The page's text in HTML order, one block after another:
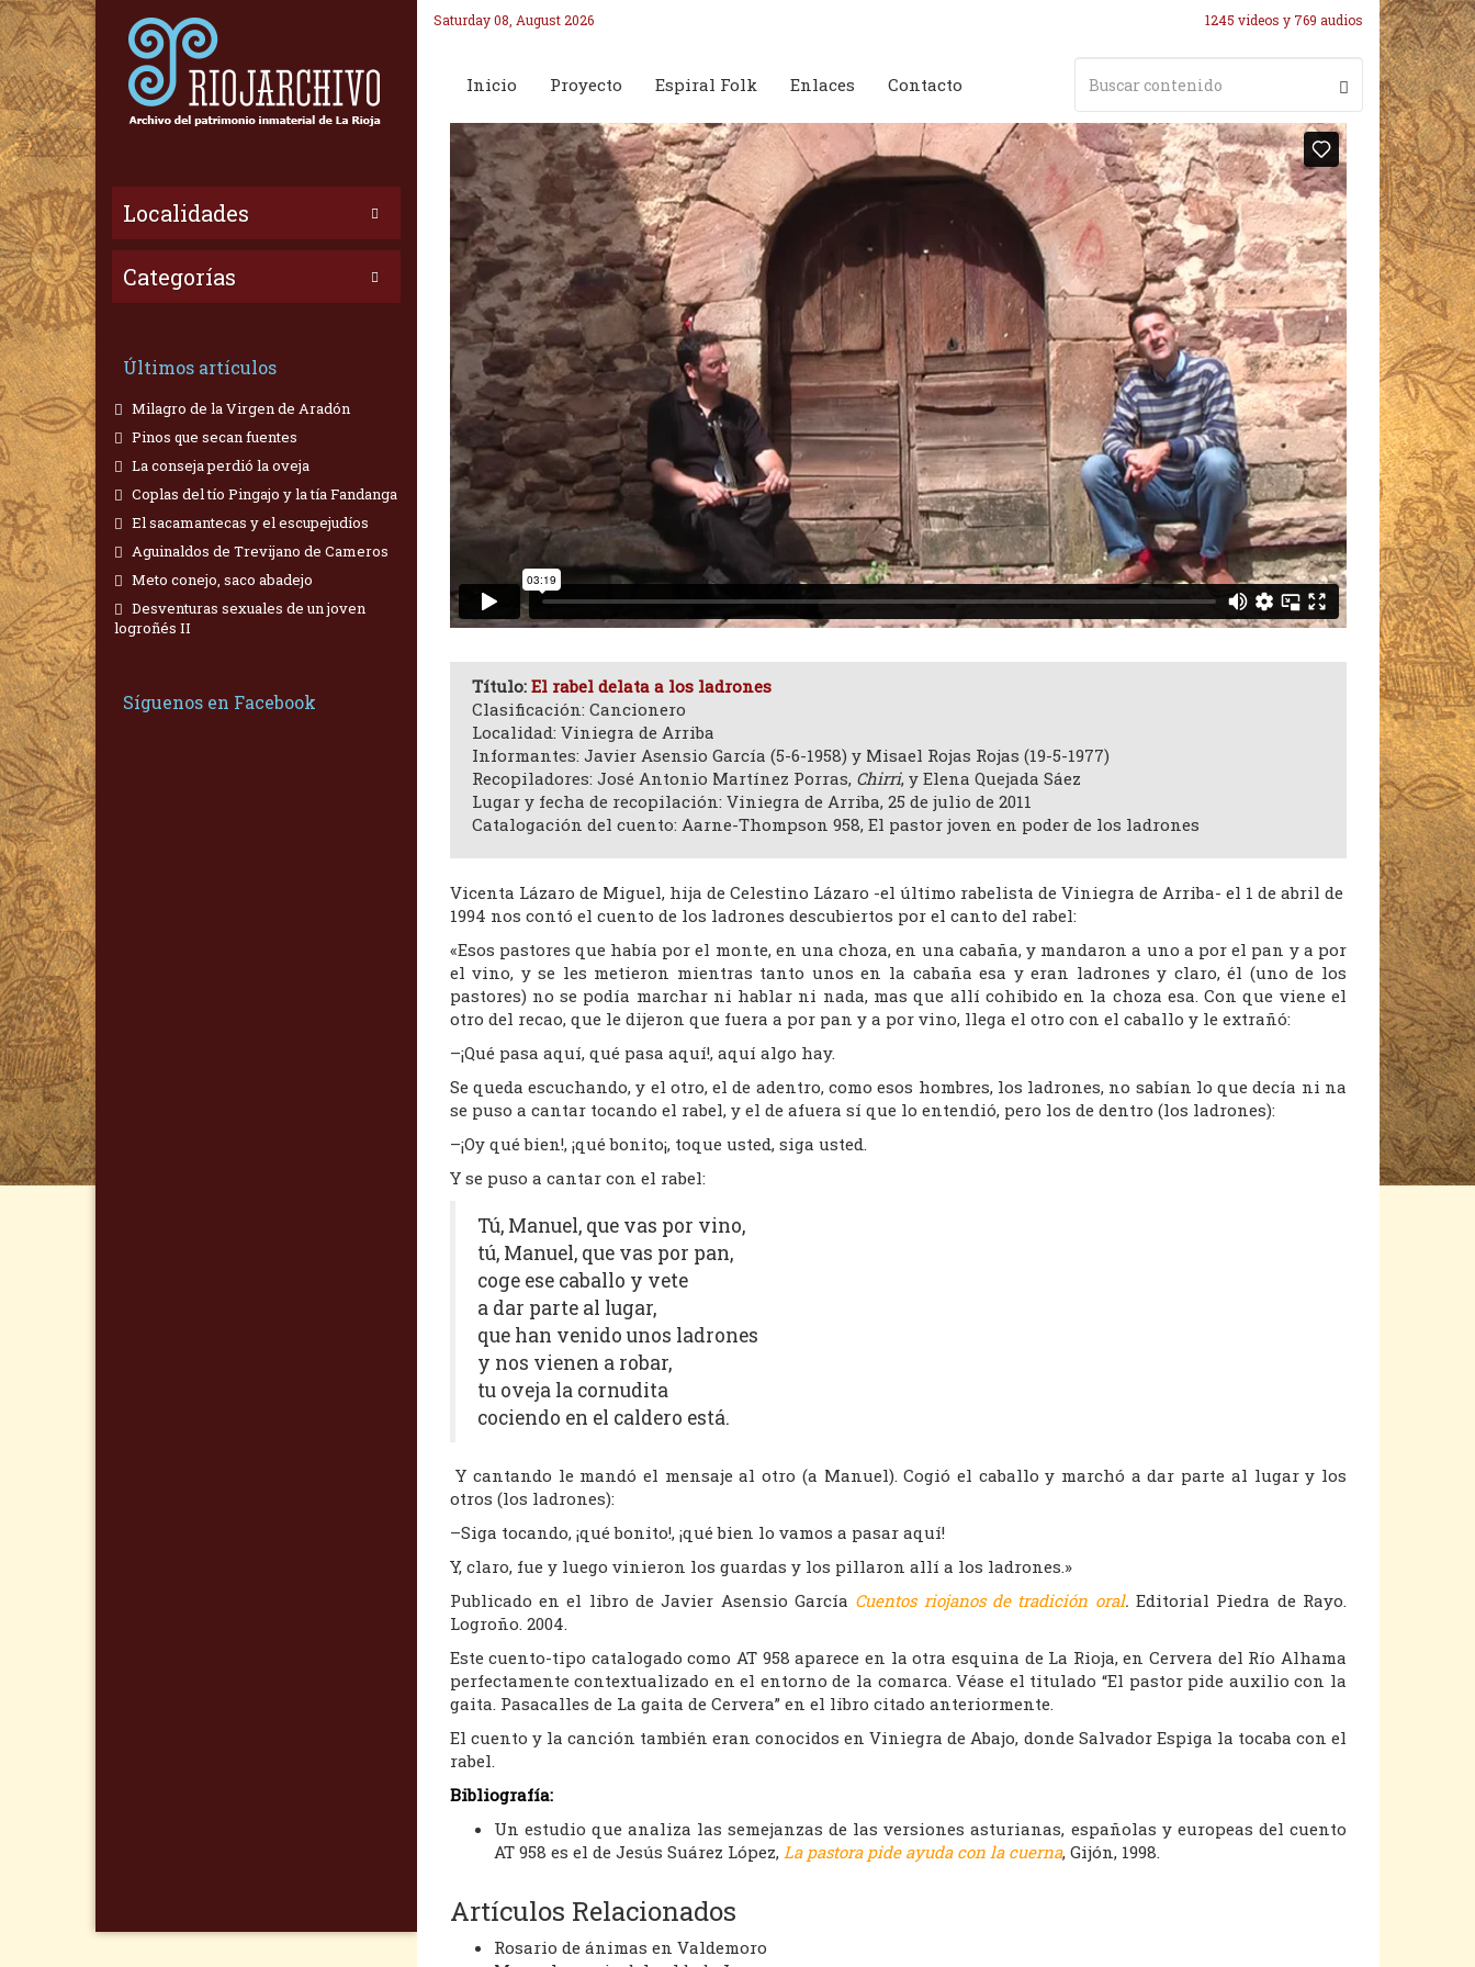
Localidades
Categorías
Últimos artículos
Milagro de la Virgen de Aradón
Pinos que secan fuentes
La conseja perdió la oveja
Coplas del tío Pingajo y la tía Fandanga
El sacamantecas y el escupejudíos
Aguinaldos de Trevijano de Cameros
Meto conejo, saco abadejo
Desventuras sexuales de un joven
logroñés II
Síguenos en Facebook
Saturday 08, August 2026 1245 videos y 769 audios
Inicio Proyecto Espiral Folk Enlaces Contacto
Título: El rabel delata a los ladrones
Clasificación: Cancionero
Localidad: Viniegra de Arriba
Informantes: Javier Asensio García (5-6-1958) y Misael Rojas Rojas (19-5-1977)
Recopiladores: José Antonio Martínez Porras, Chirri, y Elena Quejada Sáez
Lugar y fecha de recopilación: Viniegra de Arriba, 25 de julio de 2011
Catalogación del cuento: Aarne-Thompson 958, El pastor joven en poder de los ladrones
Vicenta Lázaro de Miguel, hija de Celestino Lázaro -el último rabelista de Viniegra de Arriba- el 1 de abril de
1994 nos contó el cuento de los ladrones descubiertos por el canto del rabel:
«Esos pastores que había por el monte, en una choza, en una cabaña, y mandaron a uno a por el pan y a por
el vino, y se les metieron mientras tanto unos en la cabaña esa y eran ladrones y claro, él (uno de los
pastores) no se podía marchar ni hablar ni nada, mas que allí cohibido en la choza esa. Con que viene el
otro del recao, que le dijeron que fuera a por pan y a por vino, llega el otro con el caballo y le extrañó:
–¡Qué pasa aquí, qué pasa aquí!, aquí algo hay.
Se queda escuchando, y el otro, el de adentro, como esos hombres, los ladrones, no sabían lo que decía ni na
se puso a cantar tocando el rabel, y el de afuera sí que lo entendió, pero los de dentro (los ladrones):
–¡Oy qué bien!, ¡qué bonito¡, toque usted, siga usted.
Y se puso a cantar con el rabel:
Tú, Manuel, que vas por vino,
tú, Manuel, que vas por pan,
coge ese caballo y vete
a dar parte al lugar,
que han venido unos ladrones
y nos vienen a robar,
tu oveja la cornudita
cociendo en el caldero está.
Y cantando le mandó el mensaje al otro (a Manuel). Cogió el caballo y marchó a dar parte al lugar y los
otros (los ladrones):
–Siga tocando, ¡qué bonito!, ¡qué bien lo vamos a pasar aquí!
Y, claro, fue y luego vinieron los guardas y los pillaron allí a los ladrones.»
Publicado en el libro de Javier Asensio García Cuentos riojanos de tradición oral. Editorial Piedra de Rayo.
Logroño. 2004.
Este cuento-tipo catalogado como AT 958 aparece en la otra esquina de La Rioja, en Cervera del Río Alhama
perfectamente contextualizado en el entorno de la comarca. Véase el titulado “El pastor pide auxilio con la
gaita. Pasacalles de La gaita de Cervera” en el libro citado anteriormente.
El cuento y la canción también eran conocidos en Viniegra de Abajo, donde Salvador Espiga la tocaba con el
rabel.
Bibliografía:
Un estudio que analiza las semejanzas de las versiones asturianas, españolas y europeas del cuento
AT 958 es el de Jesús Suárez López, La pastora pide ayuda con la cuerna, Gijón, 1998.
Artículos Relacionados
Rosario de ánimas en Valdemoro